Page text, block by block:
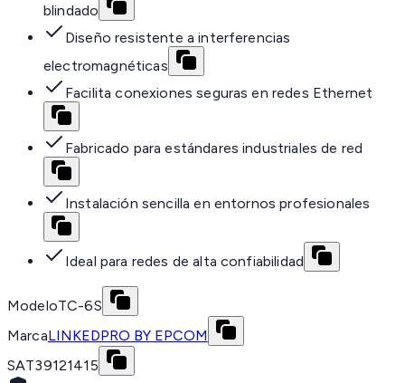
blindado
Diseño resistente a interferencias
electromagnéticas
Facilita conexiones seguras en redes Ethernet
Fabricado para estándares industriales de red
Instalación sencilla en entornos profesionales
Ideal para redes de alta confiabilidad
ModeloTC-6S
MarcaLINKEDPRO BY EPCOM
SAT39121415